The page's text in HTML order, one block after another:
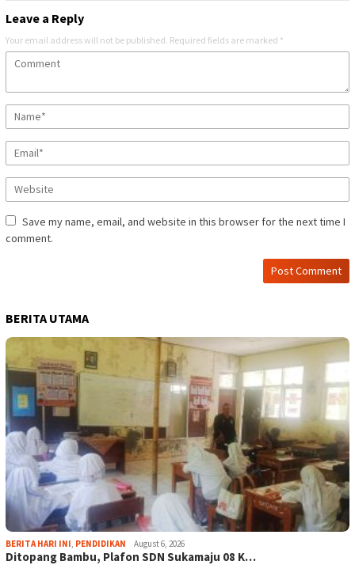
Leave a Reply
Your email address will not be published. Required fields are marked *
Save my name, email, and website in this browser for the next time I
comment.
BERITA UTAMA
BERITA HARI INI, PENDIDIKAN August 6, 2026
Ditopang Bambu, Plafon SDN Sukamaju 08 K…